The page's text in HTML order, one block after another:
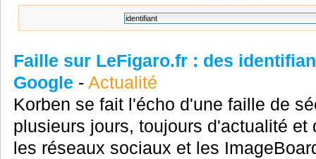
Faille sur LeFigaro.fr : des
Google - Actualité
Korben se fait l'écho d'une faille de
plusieurs jours, toujours d'actualité
les réseaux sociaux et les